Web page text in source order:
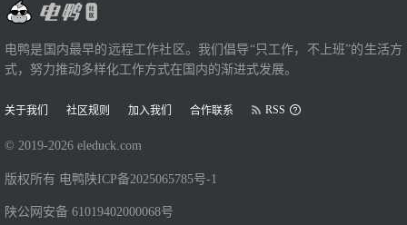
电鸭是国内最早的远程工作社区。我们倡导“只工作，不上班”的生活方
式，努力推动多样化工作方式在国内的渐进式发展。
关于我们 社区规则 加入我们 合作联系 RSS
© 2019-2026 eleduck.com
版权所有 电鸭 陕ICP备2025065785号-1
陕公网安备 61019402000068号